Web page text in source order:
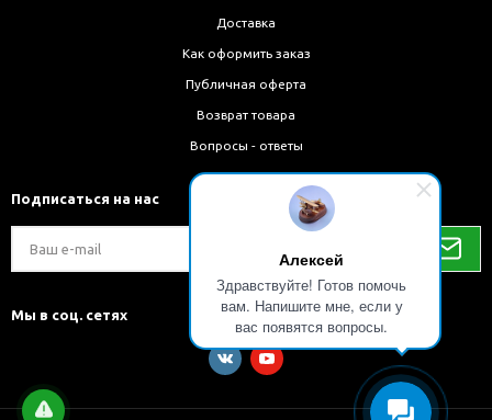
Алексей
Здравствуйте! Готов помочь
вам. Напишите мне, если у
вас появятся вопросы.
Доставка
Как оформить заказ
Публичная оферта
Возврат товара
Вопросы - ответы
Подписаться на нас
Мы в соц. сетях